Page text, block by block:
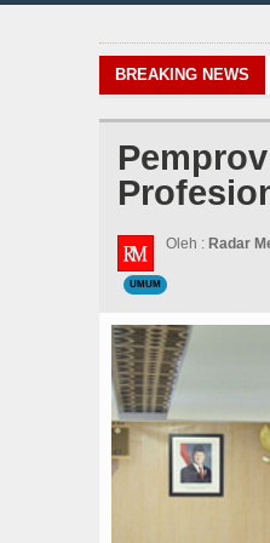
BREAKING NEWS
Oleh : Radar
UMUM